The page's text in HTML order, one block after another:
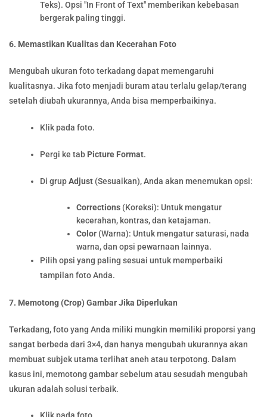
Teks). Opsi "In Front of Text" memberikan kebebasan
bergerak paling tinggi.
6. Memastikan Kualitas dan Kecerahan Foto
Mengubah ukuran foto terkadang dapat memengaruhi
kualitasnya. Jika foto menjadi buram atau terlalu gelap/terang
setelah diubah ukurannya, Anda bisa memperbaikinya.
Klik pada foto.
Pergi ke tab Picture Format.
Di grupAdjust (Sesuaikan), Anda akan menemukan opsi:
Corrections (Koreksi): Untuk mengatur
kecerahan, kontras, dan ketajaman.
Color (Warna): Untuk mengatur saturasi, nada
warna, dan opsi pewarnaan lainnya.
Pilih opsi yang paling sesuai untuk memperbaiki
tampilan foto Anda.
7. Memotong (Crop) Gambar Jika Diperlukan
Terkadang, foto yang Anda miliki mungkin memiliki proporsi yang
sangat berbeda dari 3×4, dan hanya mengubah ukurannya akan
membuat subjek utama terlihat aneh atau terpotong. Dalam
kasus ini, memotong gambar sebelum atau sesudah mengubah
ukuran adalah solusi terbaik.
Klik pada foto.